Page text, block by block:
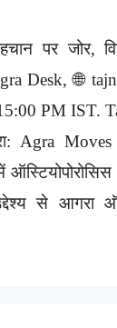
पर जोर,
Desk, 🌐
PM IST.
Agra Moves
से आगरा